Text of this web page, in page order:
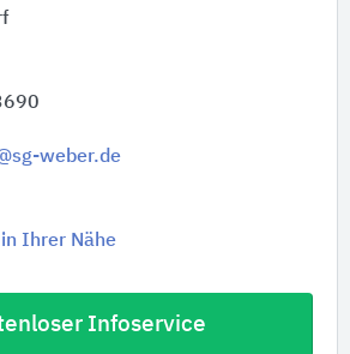
weber.de
Ihrer Nähe
Infoservice